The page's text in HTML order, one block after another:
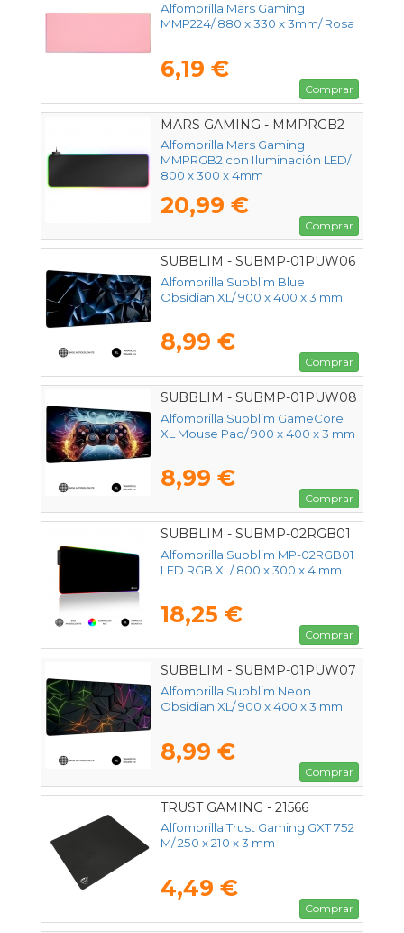
Alfombrilla Mars Gaming
MMP224/ 880 x 330 x 3mm/ Rosa
6,19 €
Comprar
MARS GAMING - MMPRGB2
Alfombrilla Mars Gaming
MMPRGB2 con Iluminación LED/
800 x 300 x 4mm
20,99 €
Comprar
SUBBLIM - SUBMP-01PUW06
Alfombrilla Subblim Blue
Obsidian XL/ 900 x 400 x 3 mm
8,99 €
Comprar
SUBBLIM - SUBMP-01PUW08
Alfombrilla Subblim GameCore
XL Mouse Pad/ 900 x 400 x 3 mm
8,99 €
Comprar
SUBBLIM - SUBMP-02RGB01
Alfombrilla Subblim MP-02RGB01
LED RGB XL/ 800 x 300 x 4 mm
18,25 €
Comprar
SUBBLIM - SUBMP-01PUW07
Alfombrilla Subblim Neon
Obsidian XL/ 900 x 400 x 3 mm
8,99 €
Comprar
TRUST GAMING - 21566
Alfombrilla Trust Gaming GXT 752
M/ 250 x 210 x 3 mm
4,49 €
Comprar